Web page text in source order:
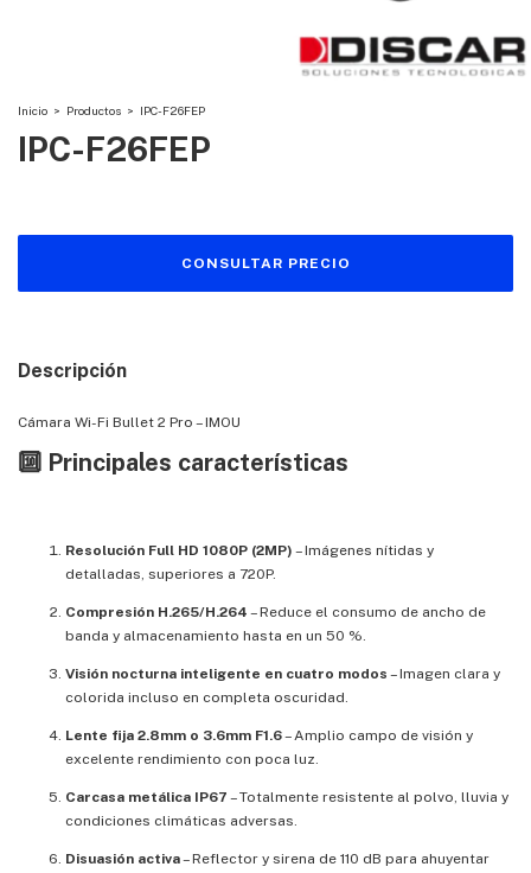
Inicio > Productos > IPC-F26FEP
IPC-F26FEP
Descripción
Cámara Wi-Fi Bullet 2 Pro – IMOU
🔟 Principales características
Resolución Full HD 1080P (2MP) – Imágenes nítidas y
detalladas, superiores a 720P.
Compresión H.265/H.264 – Reduce el consumo de ancho de
banda y almacenamiento hasta en un 50 %.
Visión nocturna inteligente en cuatro modos – Imagen clara y
colorida incluso en completa oscuridad.
Lente fija 2.8mm o 3.6mm F1.6– Amplio campo de visión y
excelente rendimiento con poca luz.
Carcasa metálica IP67 – Totalmente resistente al polvo, lluvia y
condiciones climáticas adversas.
Disuasión activa– Reflector y sirena de 110 dB para ahuyentar